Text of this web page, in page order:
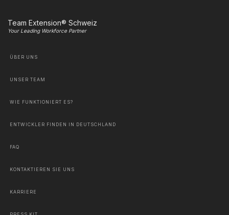
Team Extension® Schweiz
Your Leading Workforce Partner
ÜBER UNS
UNSER TEAM
WIE FUNKTIONIERT ES?
ENTWICKLER FINDEN IN DEUTSCHLAND
FAQ
KONTAKTIEREN SIE UNS
KARRIERE